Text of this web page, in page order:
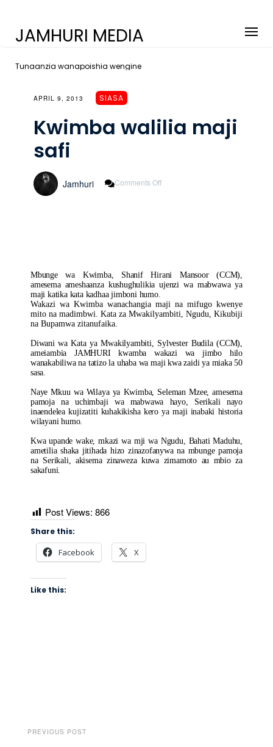
JAMHURI MEDIA
Tunaanzia wanapoishia wengine
APRIL 9, 2013 SIASA
Kwimba walilia maji
safi
Jamhuri Comments Off
Mbunge wa Kwimba, Shanif Hirani Mansoor (CCM),
amesema ameshaanza kushughulikia ujenzi wa mabwawa ya
maji katika kata kadhaa jimboni humo.
Wakazi wa Kwimba wanachangia maji na mifugo kwenye
mito na madimbwi. Kata za Mwakilyambiti, Ngudu, Kikubiji
na Bupamwa zitanufaika.
Diwani wa Kata ya Mwakilyambiti, Sylvester Budila (CCM),
ameiambia JAMHURI kwamba wakazi wa jimbo hilo
wanakabiliwa na tatizo la uhaba wa maji kwa zaidi ya miaka 50
sasa.
Naye Mkuu wa Wilaya ya Kwimba, Seleman Mzee, amesema
pamoja na uchimbaji wa mabwawa hayo, Serikali nayo
inaendelea kujizatiti kuhakikisha kero ya maji inabaki historia
wilayani humo.
Kwa upande wake, mkazi wa mji wa Ngudu, Bahati Maduhu,
ametilia shaka jitihada hizo zinazofanywa na mbunge pamoja
na Serikali, akisema zinaweza kuwa zimamoto au mbio za
sakafuni.
Post Views: 866
Share this:
Facebook X
Like this:
PREVIOUS POST